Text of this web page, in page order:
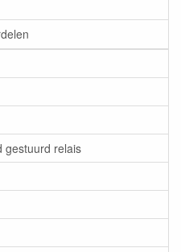
gestuurd relais